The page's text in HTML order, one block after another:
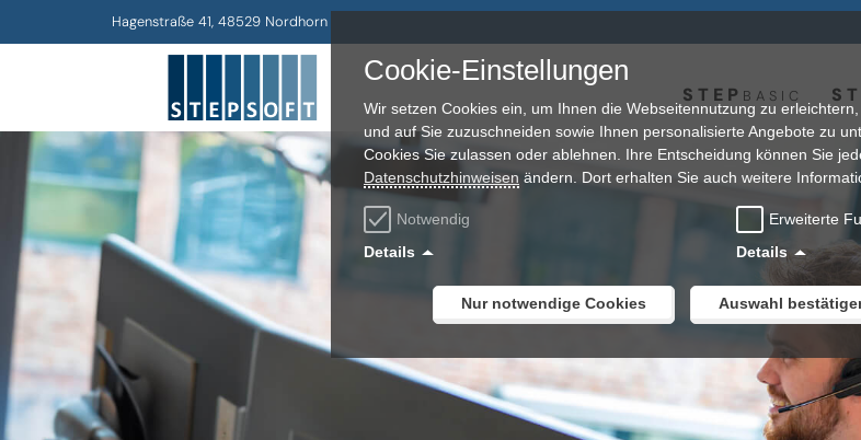
Hagenstraße 41, 48529 Nordhorn
STEP BASIC
Cookie-Einstellungen
Wir setzen Cookies ein, um Ihnen die Webseitennutzung zu
und auf Sie zuzuschneiden sowie Ihnen personalisierte Angebote zu
Cookies Sie zulassen oder ablehnen. Ihre Entscheidung können Sie
Datenschutzhinweisen ändern. Dort erhalten Sie auch weitere
Notwendig
Details
Erweiterte
Details
Nur notwendige Cookies Auswahl